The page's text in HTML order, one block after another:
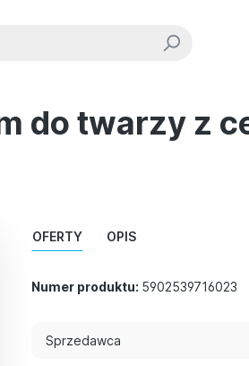
do twarzy z
OFERTY OPIS
Numer produktu: 5902539716023
Sprzedawca